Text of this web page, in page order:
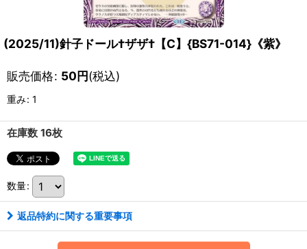
(2025/11)針子ドール†ザザ†【C】{BS71-014}《紫》
販売価格: 50円(税込)
重み: 1
在庫数 16枚
数量:
返品特約に関する重要事項